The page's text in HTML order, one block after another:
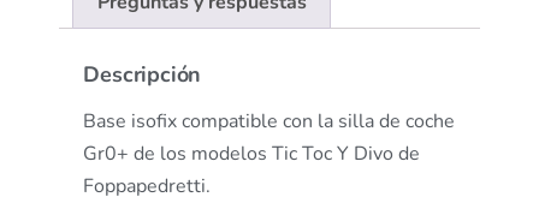
Descripción
Base isofix compatible con la silla de coche
Gr0+ de los modelos Tic Toc Y Divo de
Foppapedretti.